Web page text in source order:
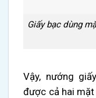
Giấy bạc dùng
Vậy, nướng
được cả hai